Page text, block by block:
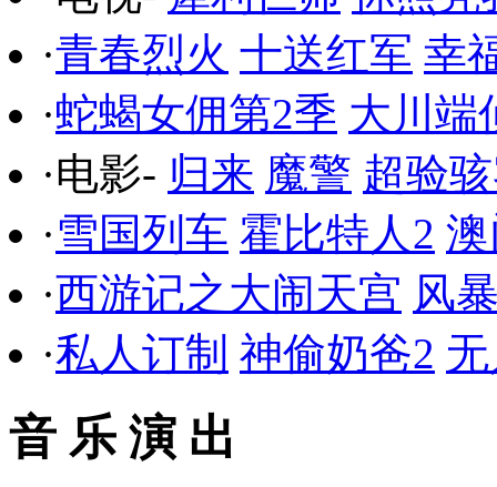
·青春烈火 十送红军 幸
·蛇蝎女佣第2季 大川端
·电影- 归来 魔警 超验
·雪国列车 霍比特人2
·西游记之大闹天宫 风
·私人订制 神偷奶爸2
音 乐 演 出